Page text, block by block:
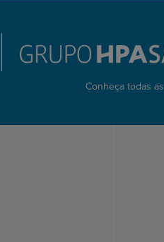
Conheça todas